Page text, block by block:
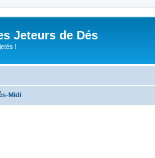
Jeteurs de Dés
!
Midi